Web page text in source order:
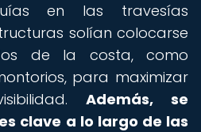
en las travesías
solían colocarse
de la costa, como
para maximizar
Además, se
clave a lo largo de las